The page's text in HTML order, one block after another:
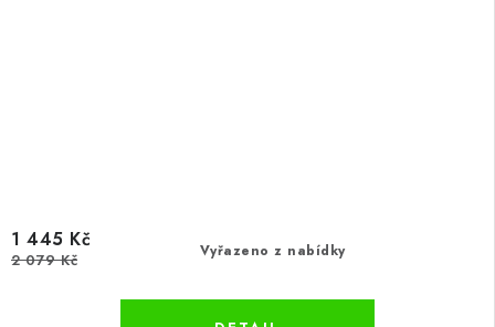
Vyřazeno z nabídky
1 445 Kč
2 079 Kč